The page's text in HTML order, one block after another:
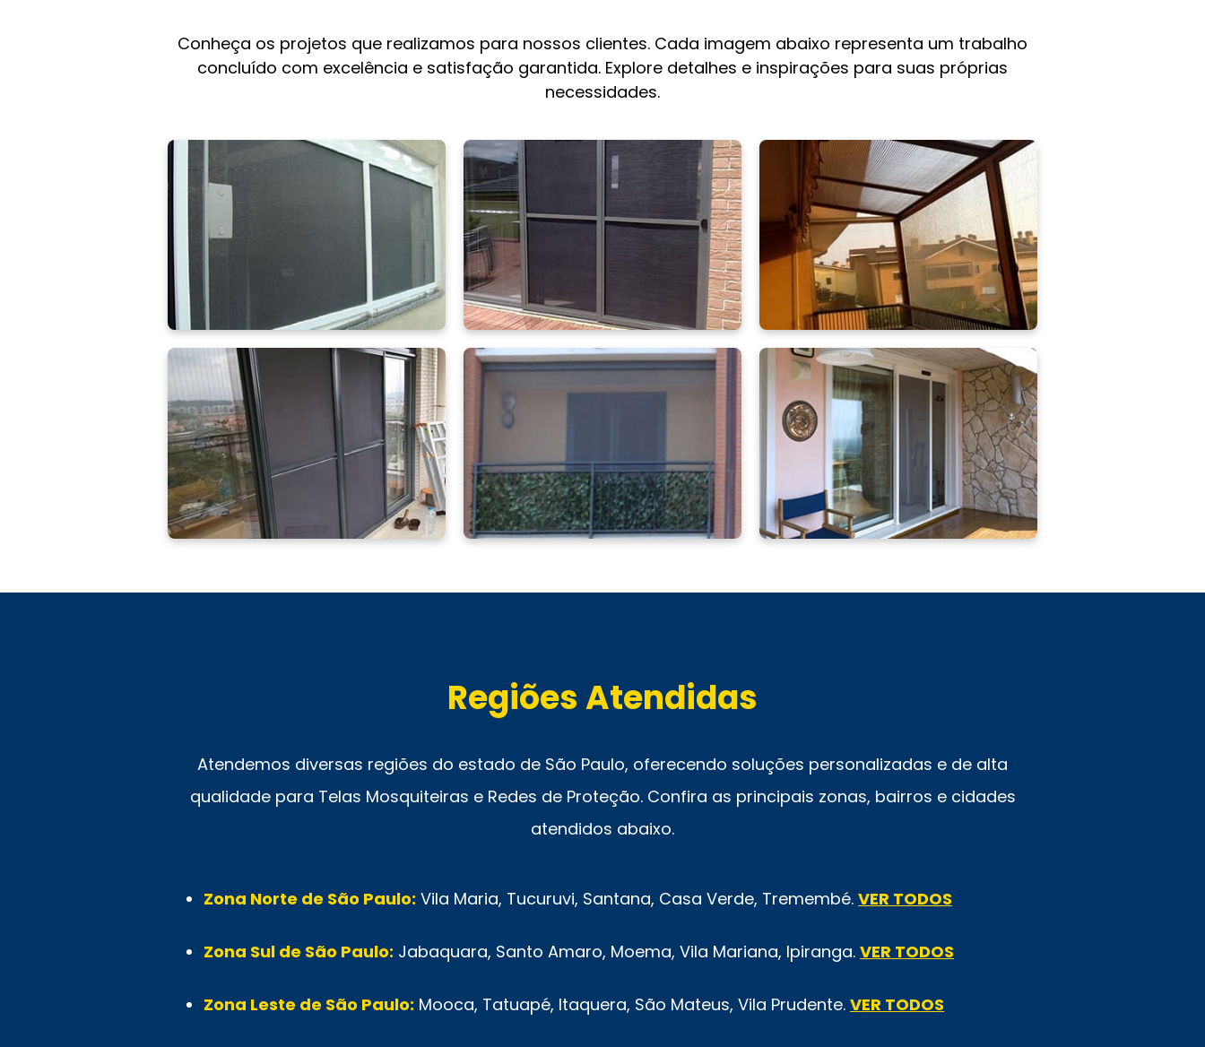
Conheça os projetos que realizamos para nossos clientes. Cada imagem abaixo representa um trabalho
concluído com excelência e satisfação garantida. Explore detalhes e inspirações para suas próprias
necessidades.
Regiões Atendidas
Atendemos diversas regiões do estado de São Paulo, oferecendo soluções personalizadas e de alta
qualidade para Telas Mosquiteiras e Redes de Proteção. Confira as principais zonas, bairros e cidades
atendidos abaixo.
Zona Norte de São Paulo: Vila Maria, Tucuruvi, Santana, Casa Verde, Tremembé. VER TODOS
Zona Sul de São Paulo: Jabaquara, Santo Amaro, Moema, Vila Mariana, Ipiranga. VER TODOS
Zona Leste de São Paulo: Mooca, Tatuapé, Itaquera, São Mateus, Vila Prudente. VER TODOS